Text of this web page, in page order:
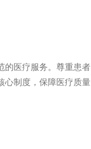
医疗服务。尊重患者
心制度，保障医疗质量